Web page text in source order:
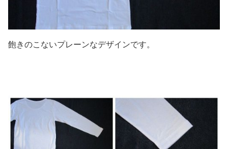
飽きのこないプレーンなデザインです。